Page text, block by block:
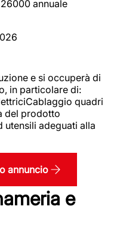
annuale
e si occuperà di
in particolare di:
quadri
del prodotto
utensili adeguati alla
annuncio
e